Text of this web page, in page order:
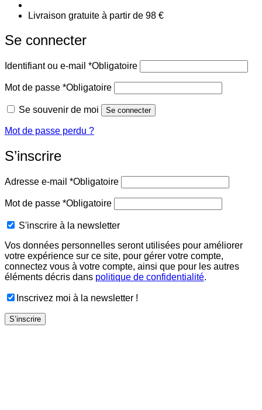
Livraison gratuite à partir de 98 €
Se connecter
Identifiant ou e-mail *Obligatoire
Mot de passe *Obligatoire
Se souvenir de moi Se connecter
Mot de passe perdu ?
S’inscrire
Adresse e-mail *Obligatoire
Mot de passe *Obligatoire
S'inscrire à la newsletter
Vos données personnelles seront utilisées pour améliorer
votre expérience sur ce site, pour gérer votre compte,
connectez vous à votre compte, ainsi que pour les autres
éléments décris dans politique de confidentialité.
Inscrivez moi à la newsletter !
S’inscrire